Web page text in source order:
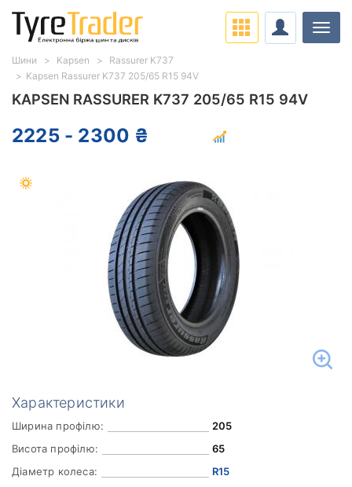
KAPSEN RASSURER K737 205/65 R15 94V
2225 - 2300 ₴
Характеристики
Ширина профілю:
205
Висота профілю:
65
Діаметр колеса:
R15
Шини Kapsen
Rassurer K737
Kapsen Rassurer K737 205/65 R15 94V